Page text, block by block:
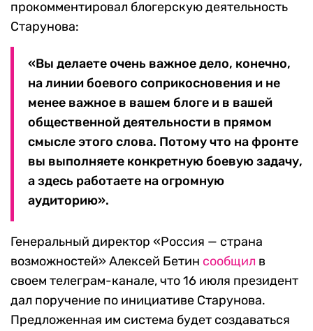
прокомментировал блогерскую деятельность
Старунова:
«Вы делаете очень важное дело, конечно,
на линии боевого соприкосновения и не
менее важное в вашем блоге и в вашей
общественной деятельности в прямом
смысле этого слова. Потому что на фронте
вы выполняете конкретную боевую задачу,
а здесь работаете на огромную
аудиторию».
Генеральный директор «Россия — страна
возможностей» Алексей Бетин сообщил в
своем телеграм-канале, что 16 июля президент
дал поручение по инициативе Старунова.
Предложенная им система будет создаваться